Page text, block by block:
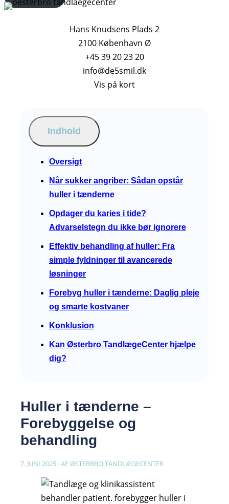
Hans Knudsens Plads 2
2100 København Ø
+45 39 20 23 20
info@de5smil.dk
Vis på kort
Indhold
Oversigt
Når sukker angriber: Sådan opstår
huller i tænderne
Opdager du karies i tide?
Advarselstegn du ikke bør ignorere
Effektiv behandling af huller: Fra
simple fyldninger til avancerede
løsninger
Forebyg huller i tænderne: Daglig pleje
og smarte kostvaner
Konklusion
Kan Østerbro TandlægeCenter hjælpe
dig?
Huller i tænderne –
Forebyggelse og
behandling
7. JUNI 2025 · AF ØSTERBRO TANDLÆGECENTER